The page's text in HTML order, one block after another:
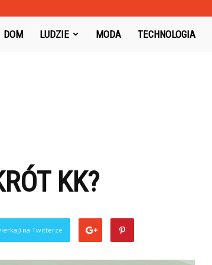
Toysboard.pl
DOM LUDZIE MODA TECHNOLOGIA
KK?
na Twitterze